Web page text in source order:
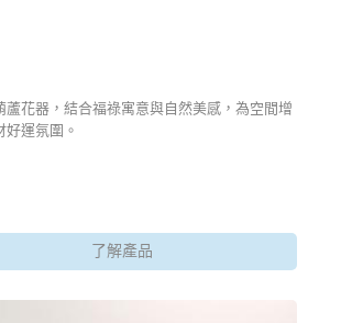
蘆花器，結合福祿寓意與自然美感，為空間增
好運氛圍。
了解產品